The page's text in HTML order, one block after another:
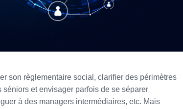
son règlementaire social, clarifier des périmètres
et envisager parfois de se séparer
à des managers intermédiaires, etc. Mais